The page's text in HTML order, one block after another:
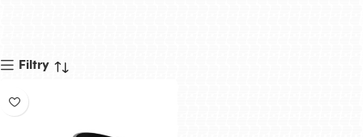
Filtry